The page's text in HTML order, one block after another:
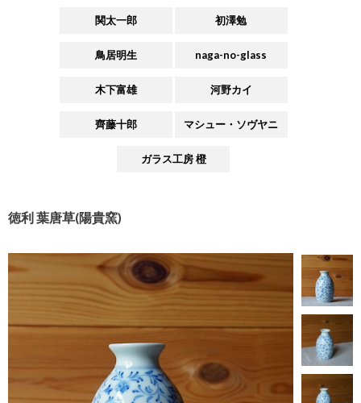
関太一郎 初澤勉
鳥居明生 naga-no-glass
木下富雄 河野カイ
齊藤十郎 マシュー・ソヴヤニ
ガラス工房 橙
徳利 葉唐草(陽貴窯)